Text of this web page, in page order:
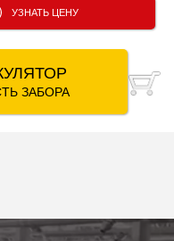
УЗНАТЬ ЦЕНУ
ЗАБОРА